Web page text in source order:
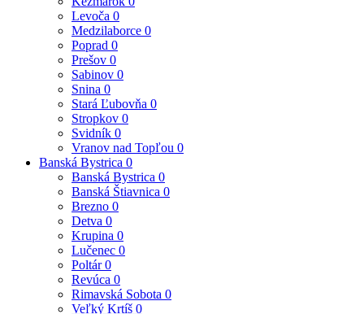
Levoča 0
Medzilaborce 0
Poprad 0
Prešov 0
Sabinov 0
Snina 0
Stará Ľubovňa 0
Stropkov 0
Svidník 0
Vranov nad Topľou 0
Banská Bystrica 0
Banská Bystrica 0
Banská Štiavnica 0
Brezno 0
Detva 0
Krupina 0
Lučenec 0
Poltár0
Revúca 0
Rimavská Sobota 0
Veľký Krtíš 0